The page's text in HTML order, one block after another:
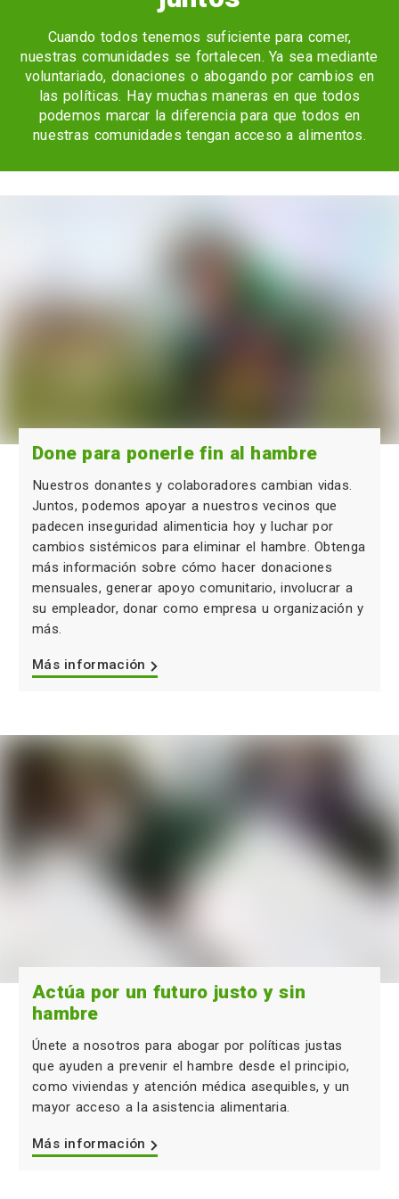
Cuando todos tenemos suficiente para comer,
nuestras comunidades se fortalecen. Ya sea mediante
voluntariado, donaciones o abogando por cambios en
las políticas. Hay muchas maneras en que todos
podemos marcar la diferencia para que todos en
nuestras comunidades tengan acceso a alimentos.
Done para ponerle fin al hambre
Nuestros donantes y colaboradores cambian vidas.
Juntos, podemos apoyar a nuestros vecinos que
padecen inseguridad alimenticia hoy y luchar por
cambios sistémicos para eliminar el hambre. Obtenga
más información sobre cómo hacer donaciones
mensuales, generar apoyo comunitario, involucrar a
su empleador, donar como empresa u organización y
más.
Más información
Actúa por un futuro justo y sin
hambre
Únete a nosotros para abogar por políticas justas
que ayuden a prevenir el hambre desde el principio,
como viviendas y atención médica asequibles, y un
mayor acceso a la asistencia alimentaria.
Más información